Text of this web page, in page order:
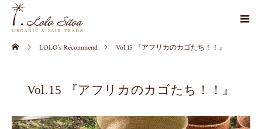
LOLO’s Recommend Vol.15 『アフリカのカゴたち！！』
Vol.15 『アフリカのカゴたち！！』